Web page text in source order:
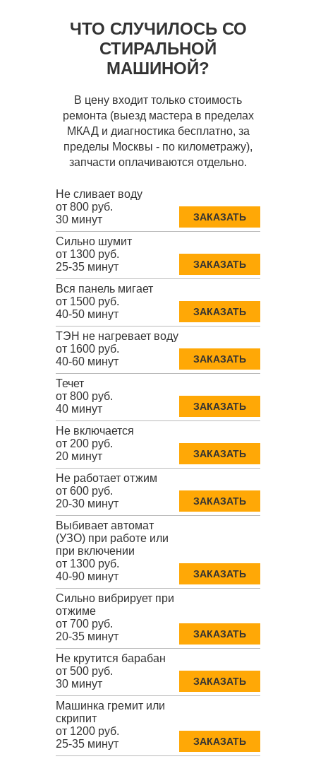
ЧТО СЛУЧИЛОСЬ СО
СТИРАЛЬНОЙ
МАШИНОЙ?
В цену входит только стоимость
ремонта (выезд мастера в пределах
МКАД и диагностика бесплатно, за
пределы Москвы - по километражу),
запчасти оплачиваются отдельно.
Не сливает воду
от 800 руб.
30 минут
ЗАКАЗАТЬ
Сильно шумит
от 1300 руб.
25-35 минут
ЗАКАЗАТЬ
Вся панель мигает
от 1500 руб.
40-50 минут
ЗАКАЗАТЬ
ТЭН не нагревает воду
от 1600 руб.
40-60 минут
ЗАКАЗАТЬ
Течет
от 800 руб.
40 минут
ЗАКАЗАТЬ
Не включается
от 200 руб.
20 минут
ЗАКАЗАТЬ
Не работает отжим
от 600 руб.
20-30 минут
ЗАКАЗАТЬ
Выбивает автомат
(УЗО) при работе или
при включении
от 1300 руб.
40-90 минут
ЗАКАЗАТЬ
Сильно вибрирует при
отжиме
от 700 руб.
20-35 минут
ЗАКАЗАТЬ
Не крутится барабан
от 500 руб.
30 минут
ЗАКАЗАТЬ
Машинка гремит или
скрипит
от 1200 руб.
25-35 минут
ЗАКАЗАТЬ